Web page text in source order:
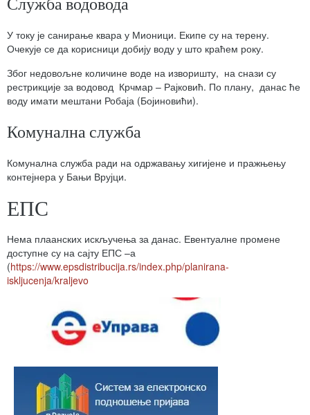
У току је санирање квара у Мионици. Екипе су на терену.
Очекује се да корисници добију воду у што краћем року.
Због недовољне количине воде на изворишту, на снази су
рестрикције за водовод Крчмар – Рајковић. По плану, данас ће
воду имати мештани Робаја (Бојиновићи).
Комунална служба
Комунална служба ради на одржавању хигијене и пражњењу
контејнера у Бањи Врујци.
ЕПС
Нема плаанских искључења за данас. Евентуалне промене
доступне су на сајту ЕПС –а
(https://www.epsdistribucija.rs/index.php/planirana-
iskljucenja/kraljevo